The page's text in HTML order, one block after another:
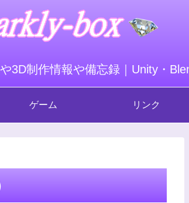
3D制作情報や備忘録｜Unity・
ゲーム リンク